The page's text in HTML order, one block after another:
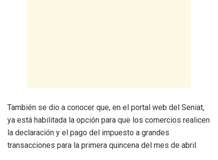
También se dio a conocer que, en el portal web del Seniat,
ya está habilitada la opción para que los comercios realicen
la declaración y el pago del impuesto a grandes
transacciones para la primera quincena del mes de abril.